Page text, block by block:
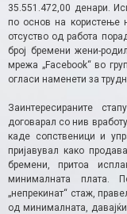
35.551.472,00 денари.
по основ на користење
отсуство од работа
број бремени жени-
мрежа „Facebook“ во
огласи наменети за
Заинтересираните
договарал со нив
каде сопственици и
пријавувал како
бремени, притоа
минималната плата.
„непрекинат“ стаж,
од минималната,